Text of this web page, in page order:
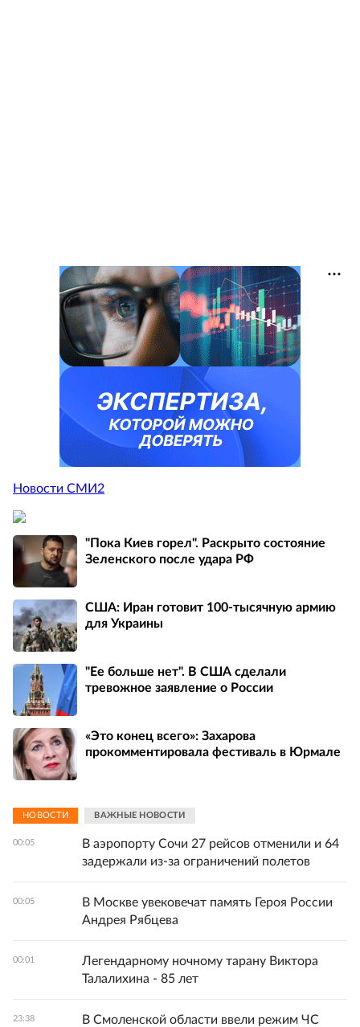
Новости СМИ2
"Пока Киев горел". Раскрыто состояние
Зеленского после удара РФ
США: Иран готовит 100-тысячную армию
для Украины
"Ее больше нет". В США сделали
тревожное заявление о России
«Это конец всего»: Захарова
прокомментировала фестиваль в Юрмале
НОВОСТИ ВАЖНЫЕ НОВОСТИ
00:05
В аэропорту Сочи 27 рейсов отменили и 64
задержали из-за ограничений полетов
00:05
В Москве увековечат память Героя России
Андрея Рябцева
00:01
Легендарному ночному тарану Виктора
Талалихина - 85 лет
23:38
В Смоленской области ввели режим ЧС